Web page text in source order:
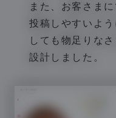
また、お客さま
投稿しやすいよ
しても物足りな
設計しました。